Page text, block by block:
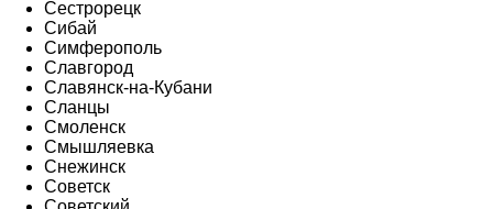
Сестрорецк
Сибай
Симферополь
Славгород
Славянск-на-Кубани
Сланцы
Смоленск
Смышляевка
Снежинск
Советск